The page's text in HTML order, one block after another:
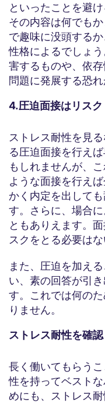
といったことを避
その内容は何でも
で趣味に没頭する
性格によるでしょ
害するものや、依
問題に発展する恐
4.圧迫面接はリス
ストレス耐性を見
る圧迫面接を行え
もしれませんが、
ような面接を行え
かく内定を出して
す。さらに、場合
ともありえます。
スクをとる必要はな
また、圧迫を加え
い、素の回答が引
す。これでは何の
りません。
ストレス耐性を確
長く働いてもらう
性を持ってベスト
めにも、ストレス